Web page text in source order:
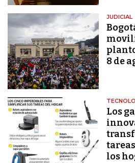
JUDICIAL
8 de
Los
los